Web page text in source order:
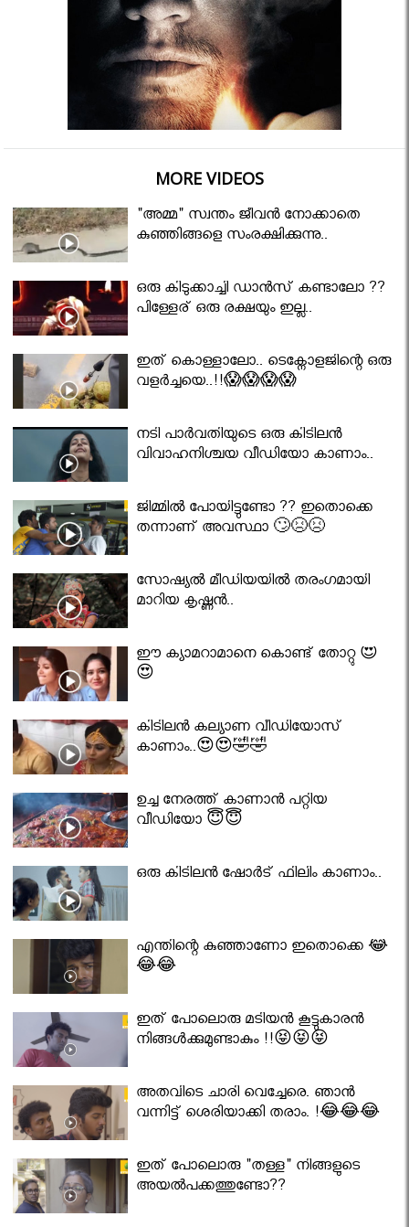
MORE VIDEOS
"അമ്മ" സ്വന്തം ജീവൻ നോക്കാതെ
കുഞ്ഞിങ്ങളെ സംരക്ഷിക്കുന്നു..
ഒരു കിടുക്കാച്ചി ഡാൻസ് കണ്ടാലോ ??
പിള്ളേര് ഒരു രക്ഷയും ഇല്ല..
ഇത് കൊള്ളാലോ.. ടെക്നോളജിന്റെ ഒരു
വളർച്ചയെ..!!😱😱😱😱
നടി പാർവതിയുടെ ഒരു കിടിലൻ
വിവാഹനിശ്ചയ വീഡിയോ കാണാം..
ജിമ്മിൽ പോയിട്ടുണ്ടോ ?? ഇതൊക്കെ
തന്നാണ് അവസ്ഥാ 🙄😣😣
സോഷ്യൽ മീഡിയയിൽ തരംഗമായി
മാറിയ കൃഷ്ണൻ..
ഈ ക്യാമറാമാനെ കൊണ്ട് തോറ്റു 😍
😍
കിടിലൻ കല്യാണ വീഡിയോസ്
കാണാം..😍😍🤣🤣
ഉച്ച നേരത്ത് കാണാൻ പറ്റിയ
വീഡിയോ 😇😇
ഒരു കിടിലൻ ഷോർട് ഫിലിം കാണാം..
എന്തിന്റെ കുഞ്ഞാണോ ഇതൊക്കെ 😂
😂😂
ഇത് പോലൊരു മടിയൻ കൂട്ടുകാരൻ
നിങ്ങൾക്കുമുണ്ടാകും !!😝😝😝
അതവിടെ ചാരി വെച്ചേരെ. ഞാൻ
വന്നിട്ട് ശെരിയാക്കി തരാം. !😂😂😂
ഇത് പോലൊരു "തള്ള" നിങ്ങളുടെ
അയല്‍പക്കത്തുണ്ടോ??